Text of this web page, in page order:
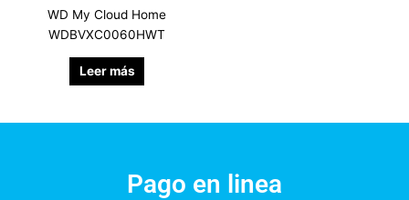
WD My Cloud Home
WDBVXC0060HWT
Leer más
Pago en linea